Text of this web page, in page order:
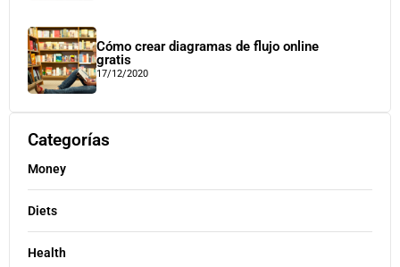
Cómo crear diagramas de flujo online
gratis
17/12/2020
Categorías
Money
Diets
Health